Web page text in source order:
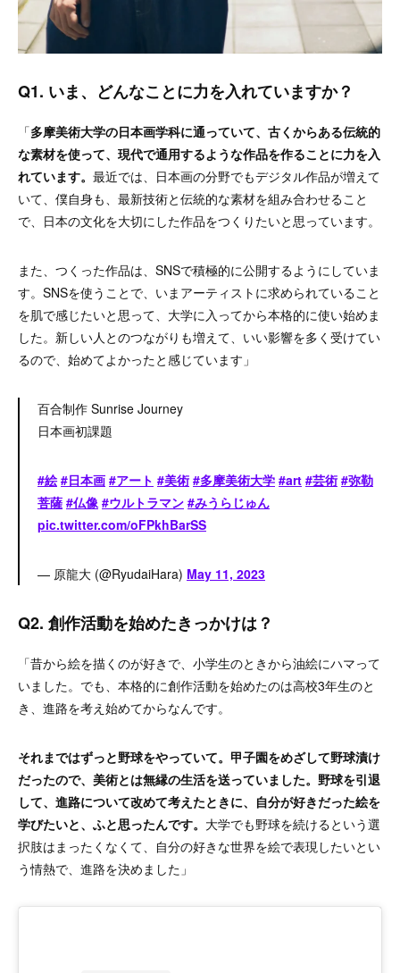
Q1. いま、どんなことに力を入れていますか？
「多摩美術大学の日本画学科に通っていて、古くからある伝統的
な素材を使って、現代で通用するような作品を作ることに力を入
れています。 最近では、日本画の分野でもデジタル作品が増えて
いて、僕自身も、最新技術と伝統的な素材を組み合わせること
で、日本の文化を大切にした作品をつくりたいと思っています。
また、つくった作品は、SNSで積極的に公開するようにしていま
す。SNSを使うことで、いまアーティストに求められていること
を肌で感じたいと思って、大学に入ってから本格的に使い始めま
した。新しい人とのつながりも増えて、いい影響を多く受けてい
るので、始めてよかったと感じています」
百合制作 Sunrise Journey
日本画初課題
#絵 #日本画 #アート #美術 #多摩美術大学 #art #芸術 #弥勒
菩薩 #仏像 #ウルトラマン #みうらじゅん
pic.twitter.com/oFPkhBarSS
— 原龍大 (@RyudaiHara) May 11, 2023
Q2. 創作活動を始めたきっかけは？
「昔から絵を描くのが好きで、小学生のときから油絵にハマって
いました。でも、本格的に創作活動を始めたのは高校3年生のと
き、進路を考え始めてからなんです。
それまではずっと野球をやっていて。甲子園をめざして野球漬け
だったので、美術とは無縁の生活を送っていました。野球を引退
して、進路について改めて考えたときに、自分が好きだった絵を
学びたいと、ふと思ったんです。 大学でも野球を続けるという選
択肢はまったくなくて、自分の好きな世界を絵で表現したいとい
う情熱で、進路を決めました」